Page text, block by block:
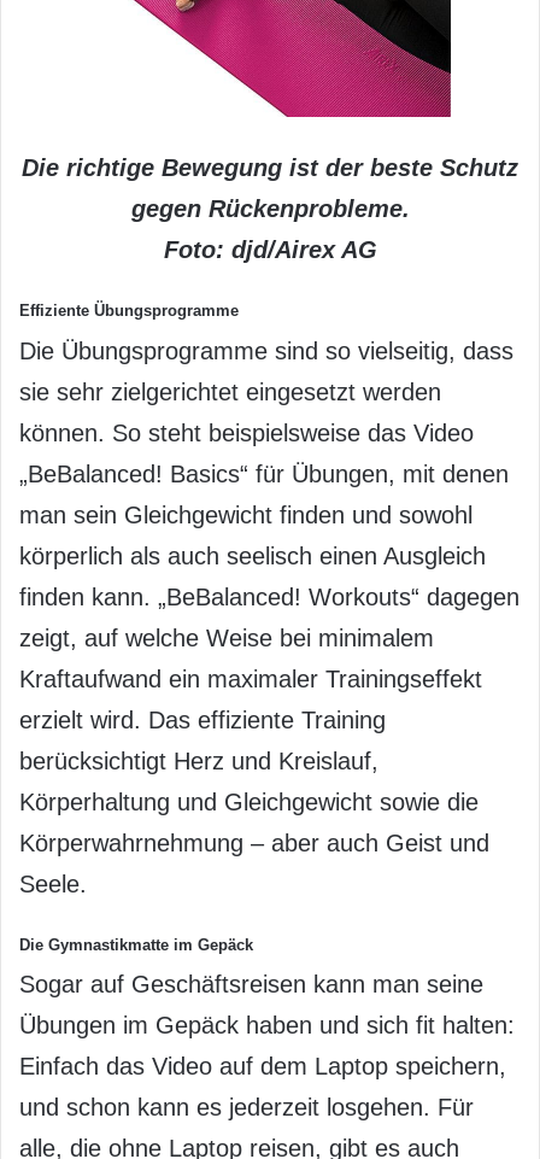
Die richtige Bewegung ist der beste Schutz
gegen Rückenprobleme.
Foto: djd/Airex AG
Effiziente Übungsprogramme
Die Übungsprogramme sind so vielseitig, dass
sie sehr zielgerichtet eingesetzt werden
können. So steht beispielsweise das Video
„BeBalanced! Basics“ für Übungen, mit denen
man sein Gleichgewicht finden und sowohl
körperlich als auch seelisch einen Ausgleich
finden kann. „BeBalanced! Workouts“ dagegen
zeigt, auf welche Weise bei minimalem
Kraftaufwand ein maximaler Trainingseffekt
erzielt wird. Das effiziente Training
berücksichtigt Herz und Kreislauf,
Körperhaltung und Gleichgewicht sowie die
Körperwahrnehmung – aber auch Geist und
Seele.
Die Gymnastikmatte im Gepäck
Sogar auf Geschäftsreisen kann man seine
Übungen im Gepäck haben und sich fit halten:
Einfach das Video auf dem Laptop speichern,
und schon kann es jederzeit losgehen. Für
alle, die ohne Laptop reisen, gibt es auch